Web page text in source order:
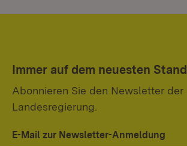
Immer auf dem neuesten Stand
Abonnieren Sie den Newsletter der
Landesregierung.
E-Mail zur Newsletter-Anmeldung